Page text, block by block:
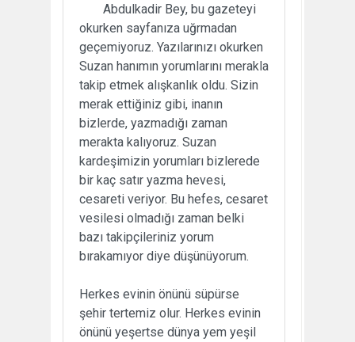
Abdulkadir Bey, bu gazeteyi
okurken sayfanıza uğrmadan
geçemiyoruz. Yazılarınızı okurken
Suzan hanımın yorumlarını merakla
takip etmek alışkanlık oldu. Sizin
merak ettiğiniz gibi, inanın
bizlerde, yazmadığı zaman
merakta kalıyoruz. Suzan
kardeşimizin yorumları bizlerede
bir kaç satır yazma hevesi,
cesareti veriyor. Bu hefes, cesaret
vesilesi olmadığı zaman belki
bazı takipçileriniz yorum
bırakamıyor diye düşünüyorum.
Herkes evinin önünü süpürse
şehir tertemiz olur. Herkes evinin
önünü yeşertse dünya yem yeşil